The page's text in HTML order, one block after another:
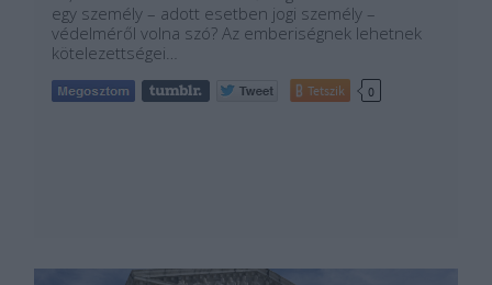
egy személy – adott esetben jogi személy –
védelméről volna szó? Az emberiségnek lehetnek
kötelezettségei…
Tetszik 0